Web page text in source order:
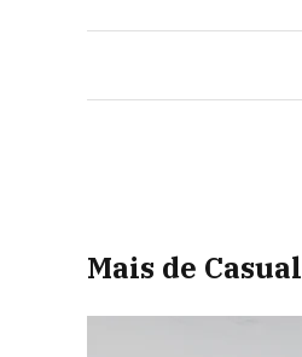
Mais de Casual